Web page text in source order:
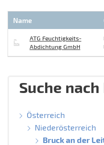
Name
ATG Feuchtigkeits-
Abdichtung GmbH
Suche nach
Österreich
Niederösterreich
Bruck an der